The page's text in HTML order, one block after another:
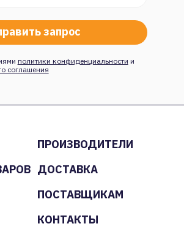
политики конфиденциальности и
соглашения
ПРОИЗВОДИТЕЛИ
ДОСТАВКА
ПОСТАВЩИКАМ
КОНТАКТЫ